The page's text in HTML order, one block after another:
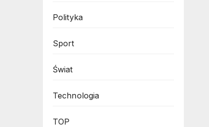
Polityka
Sport
Świat
Technologia
TOP